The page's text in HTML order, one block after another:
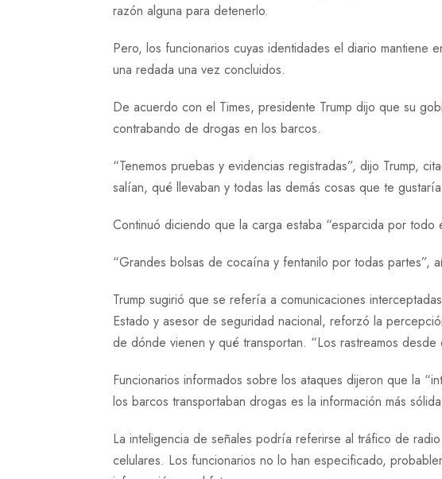
razón alguna para detenerlo.
Pero, los funcionarios cuyas identidades el diario mantiene
una redada una vez concluidos.
De acuerdo con el Times, presidente Trump dijo que su
contrabando de drogas en los barcos.
“Tenemos pruebas y evidencias registradas”, dijo Trump,
salían, qué llevaban y todas las demás cosas que te
Continuó diciendo que la carga estaba “esparcida por todo
“Grandes bolsas de cocaína y fentanilo por todas partes”,
Trump sugirió que se refería a comunicaciones
Estado y asesor de seguridad nacional, reforzó la
de dónde vienen y qué transportan. “Los rastreamos desde
Funcionarios informados sobre los ataques dijeron que la
los barcos transportaban drogas es la información más
La inteligencia de señales podría referirse al tráfico de
celulares. Los funcionarios no lo han especificado,